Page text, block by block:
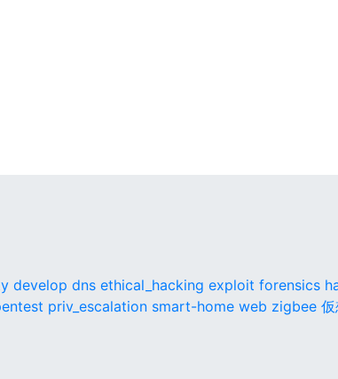
develop dns ethical_hacking exploit forensics
priv_escalation smart-home web zigbee